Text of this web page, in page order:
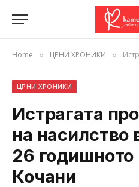
Home » ЦРНИ ХРОНИКИ »
ЦРНИ ХРОНИКИ
Истрагата
на насилство
26
Кочани